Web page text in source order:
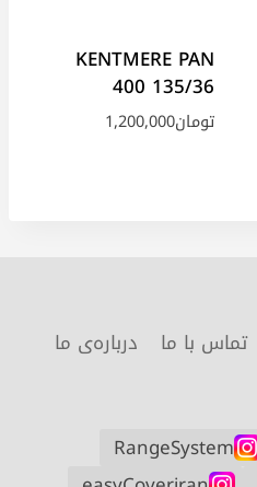
KENTMERE PAN
400 135/36
تومان1,200,000
تماس با ما درباره‌ی ما
RangeSystem